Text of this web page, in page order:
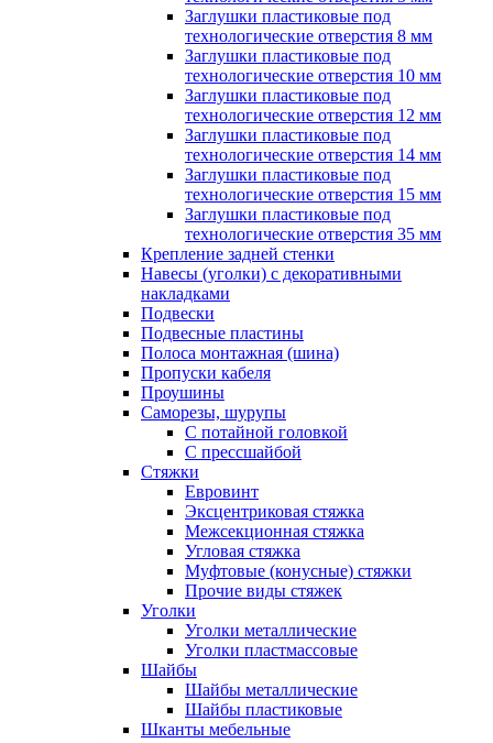
Заглушки пластиковые под
технологические отверстия 8 мм
Заглушки пластиковые под
технологические отверстия 10 мм
Заглушки пластиковые под
технологические отверстия 12 мм
Заглушки пластиковые под
технологические отверстия 14 мм
Заглушки пластиковые под
технологические отверстия 15 мм
Заглушки пластиковые под
технологические отверстия 35 мм
Крепление задней стенки
Навесы (уголки) с декоративными
накладками
Подвески
Подвесные пластины
Полоса монтажная (шина)
Пропуски кабеля
Проушины
Саморезы, шурупы
С потайной головкой
С прессшайбой
Стяжки
Евровинт
Эксцентриковая стяжка
Межсекционная стяжка
Угловая стяжка
Муфтовые (конусные) стяжки
Прочие виды стяжек
Уголки
Уголки металлические
Уголки пластмассовые
Шайбы
Шайбы металлические
Шайбы пластиковые
Шканты мебельные